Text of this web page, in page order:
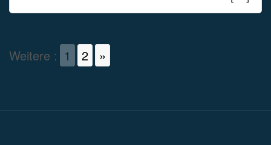
Weitere : 1 2 »